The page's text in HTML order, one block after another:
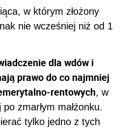
w którym złożony
nie wcześniej niż od 1
dla wdów i
prawo do co najmniej
rentowych, w
zmarłym małżonku.
tylko jedno z tych